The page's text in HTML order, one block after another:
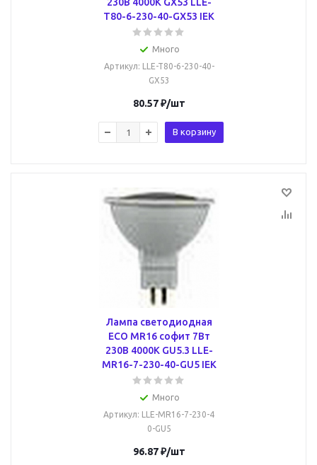
T80-6-230-40-GX53 IEK
Много
Артикул: LLE-T80-6-230-40-
GX53
80.57₽/шт
В корзину
Лампа светодиодная
ECO MR16 софит 7Вт
230В 4000К GU5.3 LLE-
MR16-7-230-40-GU5 IEK
Много
Артикул: LLE-MR16-7-230-4
0-GU5
96.87₽/шт